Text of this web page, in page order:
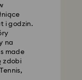
i godzin.
na
made
zdobi
i